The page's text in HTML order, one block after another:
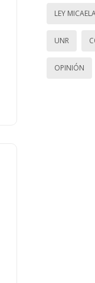
LEY
UNR
OPINIÓN